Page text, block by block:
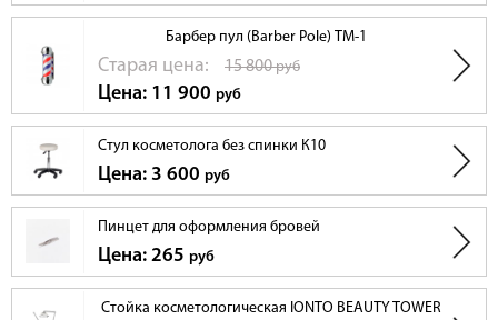
Барбер пул (Barber Pole) TM-1
Cтарая цена: 15 800руб
Цена: 11 900 руб
Стул косметолога без спинки К10
Цена: 3 600 руб
Пинцет для оформления бровей
Цена: 265 руб
Стойка косметологическая IONTO BEAUTY TOWER